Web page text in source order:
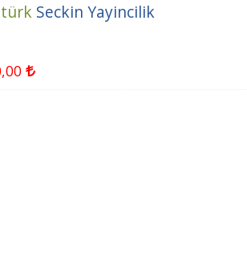
Seckin Yayincilik
,00